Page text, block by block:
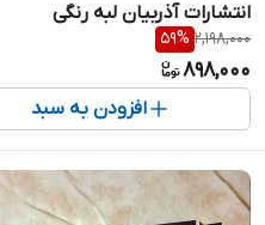
انتشارات آذربیان لبه رنگی
2,198,000
59%
898,000
افزودن به سبد